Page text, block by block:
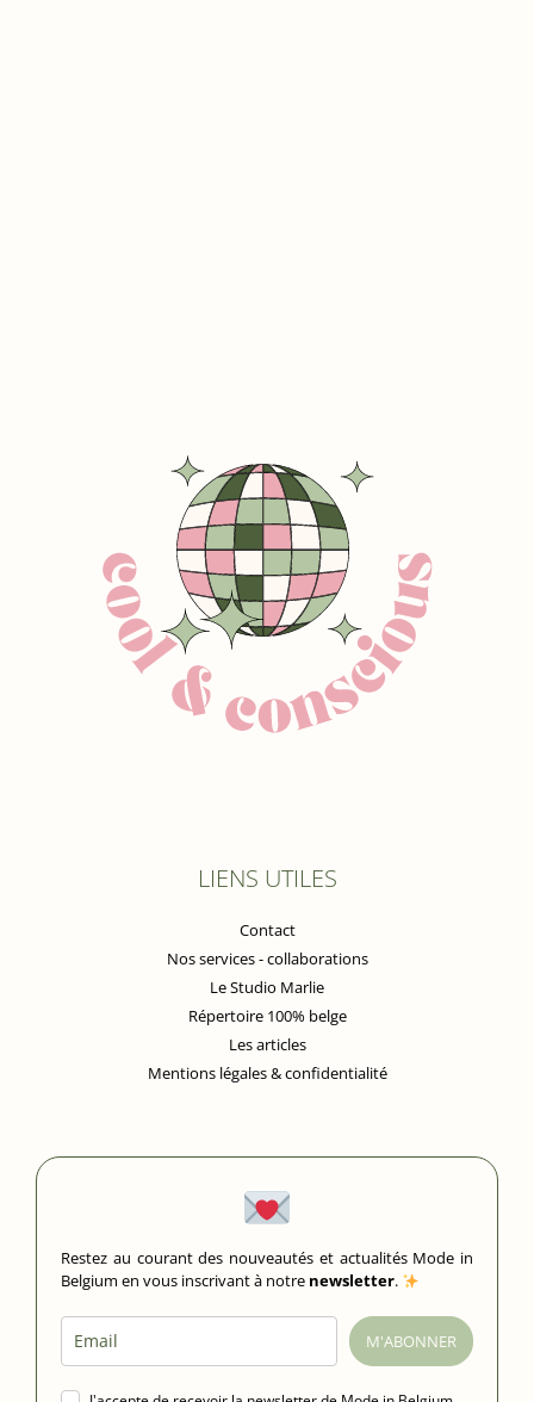
LIENS UTILES
Contact
Nos services - collaborations
Le Studio Marlie
Répertoire 100% belge
Les articles
Mentions légales & confidentialité
Restez au courant des nouveautés et actualités Mode in
Belgium en vous inscrivant à notre newsletter.
M'ABONNER